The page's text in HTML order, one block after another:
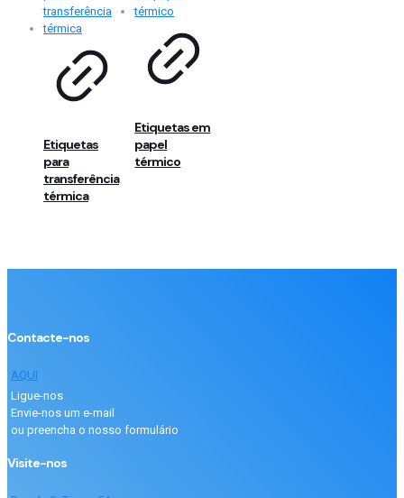
Etiquetas
para
transferência
térmica
Etiquetas em
papel
térmico
Contacte-nos
AQUI
Ligue-nos
Envie-nos um e-mail
ou preencha o nosso formulário
Visite-nos